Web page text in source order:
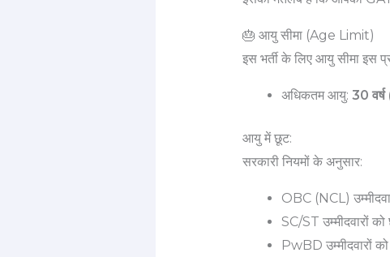
🎂 आयु सीमा (Age Limit)
इस भर्ती के लिए आयु सीमा इस
अधिकतम आयु: 30
आयु में छूट:
सरकारी नियमों के अनुसार:
OBC (NCL)
SC/ST उम्मीदवारों
PwBD उम्मीदवारों